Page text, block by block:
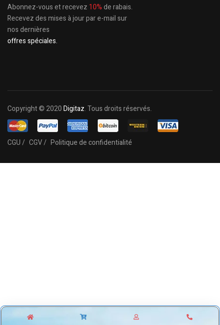
Abonnez-vous et recevez 10%de rabais.
Recevez des mises à jour par e-mail sur
nos dernières
offres spéciales.
Copyright © 2020Digitaz. Tous droits réservés.
CGU / CGV / Politique de confidentialité